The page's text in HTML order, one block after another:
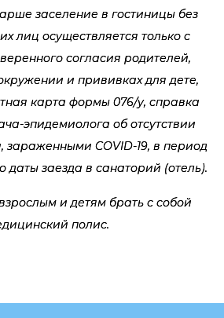
заселение в гостиницы без
лиц осуществляется только с
согласия родителей,
и прививках для дете,
карта формы 076/у, справка
эпидемиолога об отсутствии
зараженными COVID-19, в период
даты заезда в санаторий (отель).
и детям брать с собой
полис.